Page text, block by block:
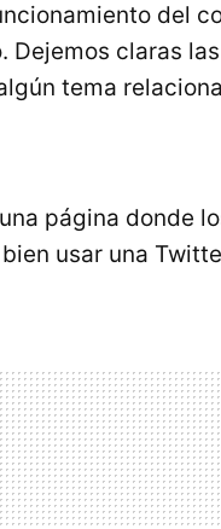
del
Dejemos claras
tema
página donde
usar una